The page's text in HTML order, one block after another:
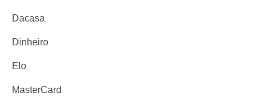
Dacasa
Dinheiro
Elo
MasterCard